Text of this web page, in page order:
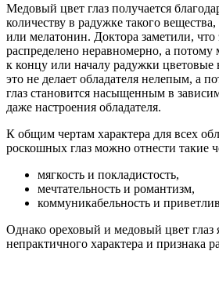
Медовый цвет глаз получается
количеству в радужке такого
или мелатонин. Доктора заметили, что
распределено неравномерно, а потому
к концу или началу радужки цветовые
это не делает обладателя нелепым, а
глаз становится насыщенным в
даже настроения обладателя.
К общим чертам характера для всех
роскошных глаз можно отнести такие
мягкость и покладистость,
мечтательность и романтизм,
коммуникабельность и
Однако ореховый и медовый цвет глаз
непрактичного характера и признака